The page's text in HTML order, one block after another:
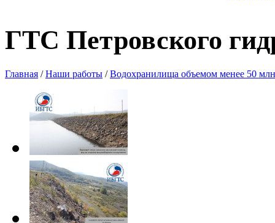
ГТС Петровского
Главная / Наши работы / Водохранилища объемом менее 50